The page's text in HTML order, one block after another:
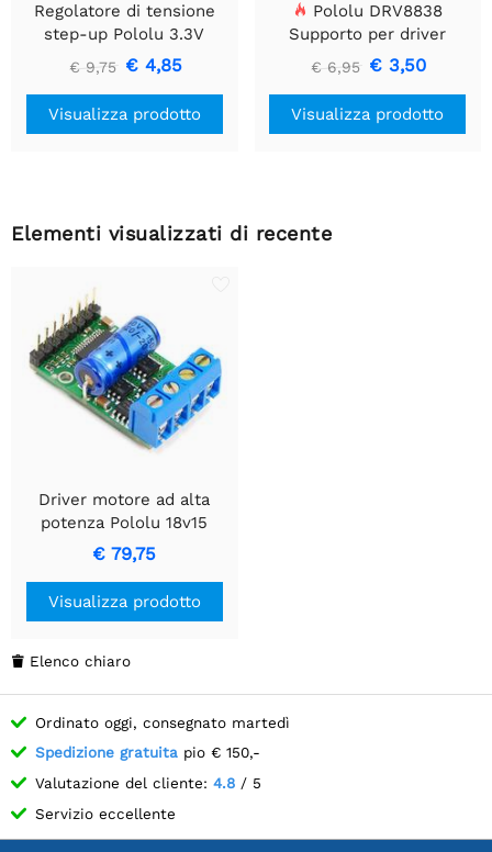
Regolatore di tensione
step-up Pololu 3.3V
U1V10F3
€ 9,75 € 4,85
Visualizza prodotto
Pololu DRV8838
Supporto per driver
motore CC a spazzola
singola
€ 6,95 € 3,50
Visualizza prodotto
Elementi visualizzati di recente
Driver motore ad alta
potenza Pololu 18v15
€ 79,75
Visualizza prodotto
 Elenco chiaro
Ordinato oggi, consegnato martedì
Spedizione gratuita pio € 150,-
Valutazione del cliente: 4.8 / 5
Servizio eccellente